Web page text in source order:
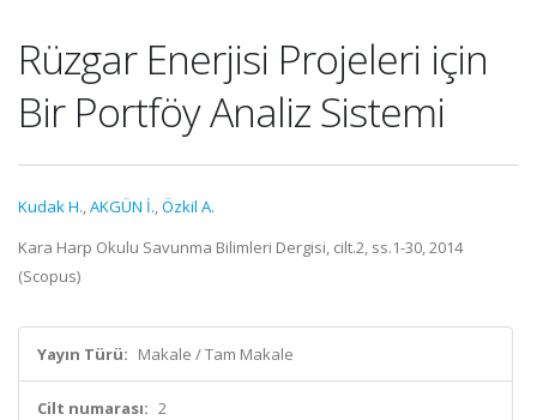
Rüzgar Enerjisi Projeleri için
Bir Portföy Analiz Sistemi
Kudak H.,AKGÜN İ.,Özkil A.
Kara Harp Okulu Savunma Bilimleri Dergisi, cilt.2, ss.1-30, 2014
(Scopus)
Yayın Türü: Makale / Tam Makale
Cilt numarası: 2